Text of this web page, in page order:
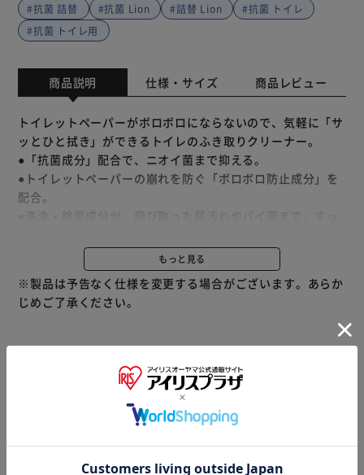
#抗菌 詰替
#抗菌 Lion #詰替 Lion
#抗菌 トイレ
#抗菌 トイレ用
商品説明 仕様・サイズ 商品レビュー
トイレットペーパーがボロボロにならないので、気軽に「サ
ッとひと拭き」ができるトイレのふき取りクリーナー。
●「抗菌成分」配合で、ニオイ菌まで抑える。
●トイレットペーパーの崩れを防ぐ「ボロボロ防止成分」を
配合。
●棚にしまわずに出しておけるコンパクトでキュートなデザ
●スッキリ爽やかなクリアミントの香り。
詰め替え用。
もっと見る
※製品は予告なく仕様を変更する場合がございます。あらか
じめご了承ください。
※当商品はお取り寄せ品の為、在庫の確認及び商品のお届け
までお時間を頂く場合がございます。
また、商品がメーカーにて完売となっていた場合、キャンセ
ル又は注文内容の変更をお願いいたしております。
予めご了承くださいますようお願いいたします。■こちらの
商品はアイリスプラザがセレクトしたオススメ商品です。